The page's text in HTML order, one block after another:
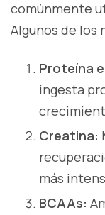
comúnmente
Algunos de los
Proteína
ingesta
Creatina:
más
BCAAs: